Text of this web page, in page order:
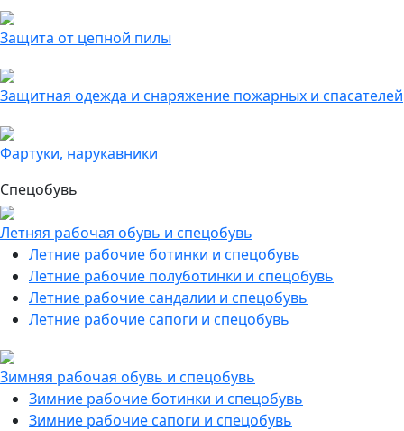
Защита от цепной пилы
Защитная одежда и снаряжение пожарных и спасателей
Фартуки, нарукавники
Спецобувь
Летняя рабочая обувь и спецобувь
Летние рабочие ботинки и спецобувь
Летние рабочие полуботинки и спецобувь
Летние рабочие сандалии и спецобувь
Летние рабочие сапоги и спецобувь
Зимняя рабочая обувь и спецобувь
Зимние рабочие ботинки и спецобувь
Зимние рабочие сапоги и спецобувь